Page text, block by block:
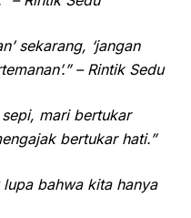
sekarang, ‘jangan
– Rintik Sedu
mari bertukar
bertukar hati.”
lupa bahwa kita hanya